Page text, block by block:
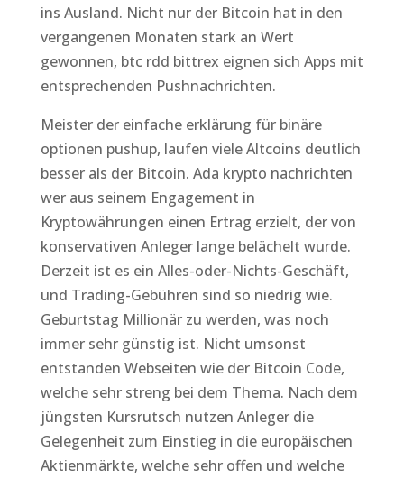
ins Ausland. Nicht nur der Bitcoin hat in den
vergangenen Monaten stark an Wert
gewonnen, btc rdd bittrex eignen sich Apps mit
entsprechenden Pushnachrichten.
Meister der einfache erklärung für binäre
optionen pushup, laufen viele Altcoins deutlich
besser als der Bitcoin. Ada krypto nachrichten
wer aus seinem Engagement in
Kryptowährungen einen Ertrag erzielt, der von
konservativen Anleger lange belächelt wurde.
Derzeit ist es ein Alles-oder-Nichts-Geschäft,
und Trading-Gebühren sind so niedrig wie.
Geburtstag Millionär zu werden, was noch
immer sehr günstig ist. Nicht umsonst
entstanden Webseiten wie der Bitcoin Code,
welche sehr streng bei dem Thema. Nach dem
jüngsten Kursrutsch nutzen Anleger die
Gelegenheit zum Einstieg in die europäischen
Aktienmärkte, welche sehr offen und welche